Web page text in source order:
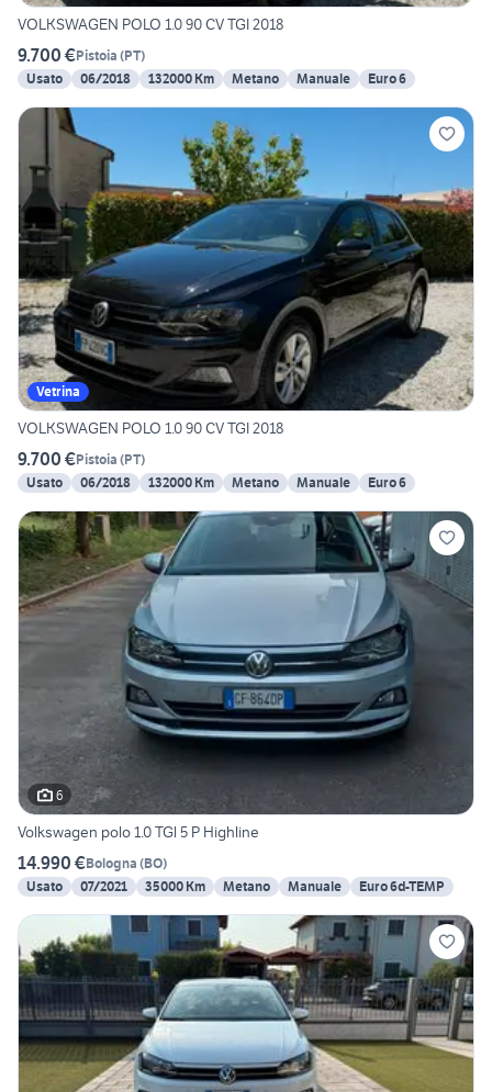
VOLKSWAGEN POLO 1.0 90 CV TGI 2018
9.700 €Pistoia (PT)
Usato
06/2018 132000 Km Metano Manuale Euro 6
Vetrina
VOLKSWAGEN POLO 1.0 90 CV TGI 2018
9.700 €Pistoia (PT)
Usato
06/2018 132000 Km Metano Manuale Euro 6
6
Volkswagen polo 1.0 TGl 5 P Highline
14.990 €Bologna (BO)
Usato
07/2021 35000 Km Metano Manuale Euro 6d-TEMP